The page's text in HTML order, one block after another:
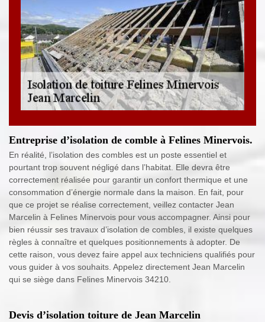
Entreprise d’isolation de comble à Felines Minervois.
En réalité, l’isolation des combles est un poste essentiel et
pourtant trop souvent négligé dans l’habitat. Elle devra être
correctement réalisée pour garantir un confort thermique et une
consommation d’énergie normale dans la maison. En fait, pour
que ce projet se réalise correctement, veillez contacter Jean
Marcelin à Felines Minervois pour vous accompagner. Ainsi pour
bien réussir ses travaux d’isolation de combles, il existe quelques
règles à connaître et quelques positionnements à adopter. De
cette raison, vous devez faire appel aux techniciens qualifiés pour
vous guider à vos souhaits. Appelez directement Jean Marcelin
qui se siège dans Felines Minervois 34210.
Devis d’isolation toiture de Jean Marcelin